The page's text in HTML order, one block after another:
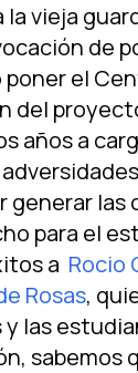
vieja
de
poner el
del
años a
las
para el
a Rocio
Rosas,
las
sabemos